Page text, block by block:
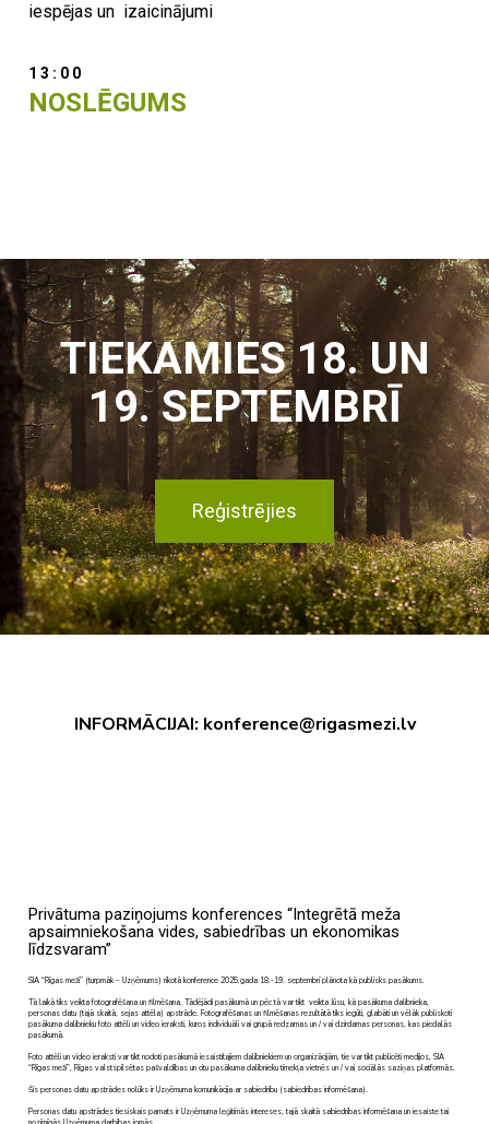
iespējas un izaicinājumi
13:00
NOSLĒGUMS
TIEKAMIES 18. UN
19. SEPTEMBRĪ
Reģistrējies
INFORMĀCIJAI: konference@rigasmezi.lv
Privātuma paziņojums konferences “Integrētā meža
apsaimniekošana vides, sabiedrības un ekonomikas
līdzsvaram”
SIA “Rīgas meži” (turpmāk – Uzņēmums) rīkotā konference 2025.gada 18.-19. septembrī plānota kā publisks pasākums.
Tā laikā tiks veikta fotografēšana un filmēšana. Tādējādi pasākumā un pēc tā var tikt veikta Jūsu, kā pasākuma dalībnieka,
personas datu (tajā skaitā, sejas attēla) apstrāde. Fotografēšanas un filmēšanas rezultātā tiks iegūti, glabāti un vēlāk publiskoti
pasākuma dalībnieku foto attēli un video ieraksti, kuros individuāli vai grupā redzamas un / vai dzirdamas personas, kas piedalās
pasākumā.
Foto attēli un video ieraksti var tikt nodoti pasākumā iesaistītajiem dalībniekiem un organizācijām, tie var tikt publicēti medijos, SIA
“Rīgas meži”, Rīgas valstspilsētas pašvaldības un citu pasākuma dalībnieku tīmekļa vietnēs un / vai sociālās saziņas platformās.
Šīs personas datu apstrādes nolūks ir Uzņēmuma komunikācija ar sabiedrību (sabiedrības informēšana).
Personas datu apstrādes tiesiskais pamats ir Uzņēmuma leģitīmās intereses, tajā skaitā sabiedrības informēšana un iesaiste tai